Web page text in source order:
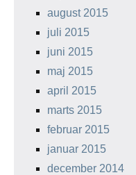
august 2015
juli 2015
juni 2015
maj 2015
april 2015
marts 2015
februar 2015
januar 2015
december 2014